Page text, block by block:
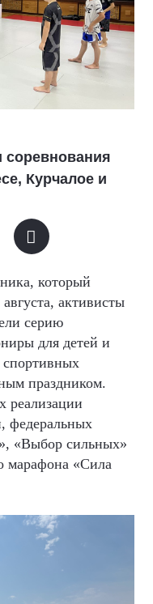
соревнования
Курчалое и
который
активисты
серию
для детей и
спортивных
праздником.
реализации
федеральных
«Выбор сильных»
марафона «Сила